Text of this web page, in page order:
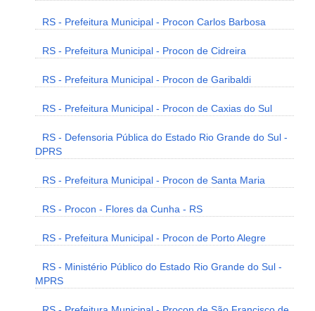
RS - Prefeitura Municipal - Procon Carlos Barbosa
RS - Prefeitura Municipal - Procon de Cidreira
RS - Prefeitura Municipal - Procon de Garibaldi
RS - Prefeitura Municipal - Procon de Caxias do Sul
RS - Defensoria Pública do Estado Rio Grande do Sul -
DPRS
RS - Prefeitura Municipal - Procon de Santa Maria
RS - Procon - Flores da Cunha - RS
RS - Prefeitura Municipal - Procon de Porto Alegre
RS - Ministério Público do Estado Rio Grande do Sul -
MPRS